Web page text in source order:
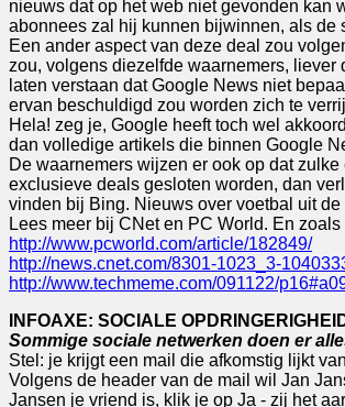
nieuws dat op het web niet gevonden kan
abonnees zal hij kunnen bijwinnen, als de
Een ander aspect van deze deal zou
zou, volgens diezelfde waarnemers,
laten verstaan dat Google News niet
ervan beschuldigd zou worden zich te
Hela! zeg je, Google heeft toch wel
dan volledige artikels die binnen Google
De waarnemers wijzen er ook op dat
exclusieve deals gesloten worden, dan
vinden bij Bing. Nieuws over voetbal uit
Lees meer bij CNet en PC World. En
http://www.pcworld.com/article/182849/
http://news.cnet.com/8301-1023_3-
http://www.techmeme.com/091122/
INFOAXE: SOCIALE
Sommige sociale netwerken doen er
Stel: je krijgt een mail die afkomstig lijkt
Volgens de header van de mail wil Jan
Jansen je vriend is, klik je op Ja - zij het